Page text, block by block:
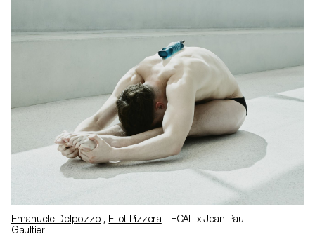
Emanuele Delpozzo , Eliot Pizzera - ECAL x Jean Paul
Gaultier